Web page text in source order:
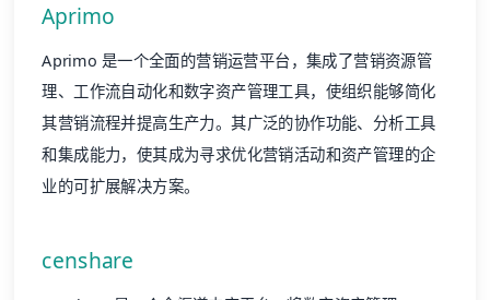
Aprimo
Aprimo 是一个全面的营销运营平台，集成了营销资源管
理、工作流自动化和数字资产管理工具，使组织能够简化
其营销流程并提高生产力。其广泛的协作功能、分析工具
和集成能力，使其成为寻求优化营销活动和资产管理的企
业的可扩展解决方案。
censhare